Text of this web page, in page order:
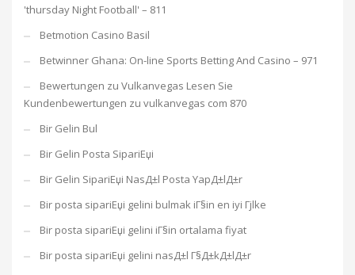
'thursday Night Football' – 811
Betmotion Casino Basil
Betwinner Ghana: On-line Sports Betting And Casino – 971
Bewertungen zu Vulkanvegas Lesen Sie
Kundenbewertungen zu vulkanvegas com 870
Bir Gelin Bul
Bir Gelin Posta SipariЕџi
Bir Gelin SipariЕџi NasД±l Posta YapД±lД±r
Bir posta sipariЕџi gelini bulmak iГ§in en iyi Гјlke
Bir posta sipariЕџi gelini iГ§in ortalama fiyat
Bir posta sipariЕџi gelini nasД±l Г§Д±kД±lД±r